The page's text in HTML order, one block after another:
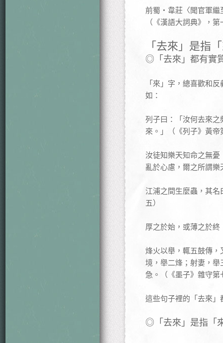
前蜀‧韋莊〈聞官軍繼
（《漢語大詞典》，
「去來」是指
◎「去來」都有實
「來」字，總喜歡和
如：
列子曰：「汝何去來
來。」（《列子》黃帝
汝徒知樂天知命之無
亂於心慮，爾之所謂
江浦之間生麼蟲，其
五）
厚之於始，或薄之於
烽火以舉，輒五鼓傳
境，舉二烽；射妻，
急。（《墨子》雜守第
這些句子裡的「去來
◎「去來」是指「